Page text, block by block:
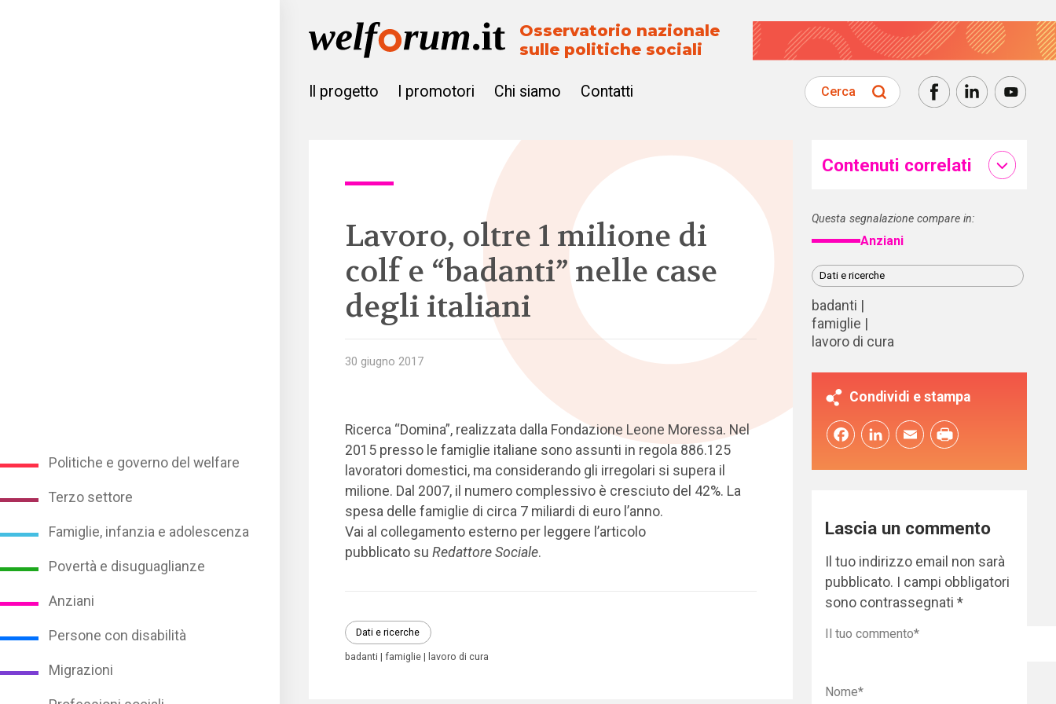
Politiche e governo del welfare
Terzo settore
Famiglie, infanzia e adolescenza
Povertà e disuguaglianze
Anziani
Persone con disabilità
Migrazioni
Osservatorio nazionale
sulle politiche sociali
Il progetto I promotori Chi siamo Contatti Cerca
Lavoro, oltre 1 milione di
colf e “badanti” nelle case
degli italiani
30 giugno 2017
Ricerca “Domina”, realizzata dalla Fondazione Leone Moressa. Nel
2015 presso le famiglie italiane sono assunti in regola 886.125
lavoratori domestici, ma considerando gli irregolari si supera il
milione. Dal 2007, il numero complessivo è cresciuto del 42%. La
spesa delle famiglie di circa 7 miliardi di euro l’anno.
Vai al collegamento esterno per leggere l’articolo
pubblicato su Redattore Sociale.
Dati e ricerche
badanti famiglie lavoro di cura
Contenuti correlati
Questa segnalazione compare in:
Anziani
Dati e ricerche
badanti
famiglie
lavoro di cura
Condividi e stampa
FacebookLinkedInEmail
Lascia un commento
Il tuo indirizzo email non sarà
pubblicato. I campi obbligatori
sono contrassegnati*